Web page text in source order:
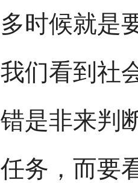
多时候就是
我们看到社
错是非来判
任务，而要